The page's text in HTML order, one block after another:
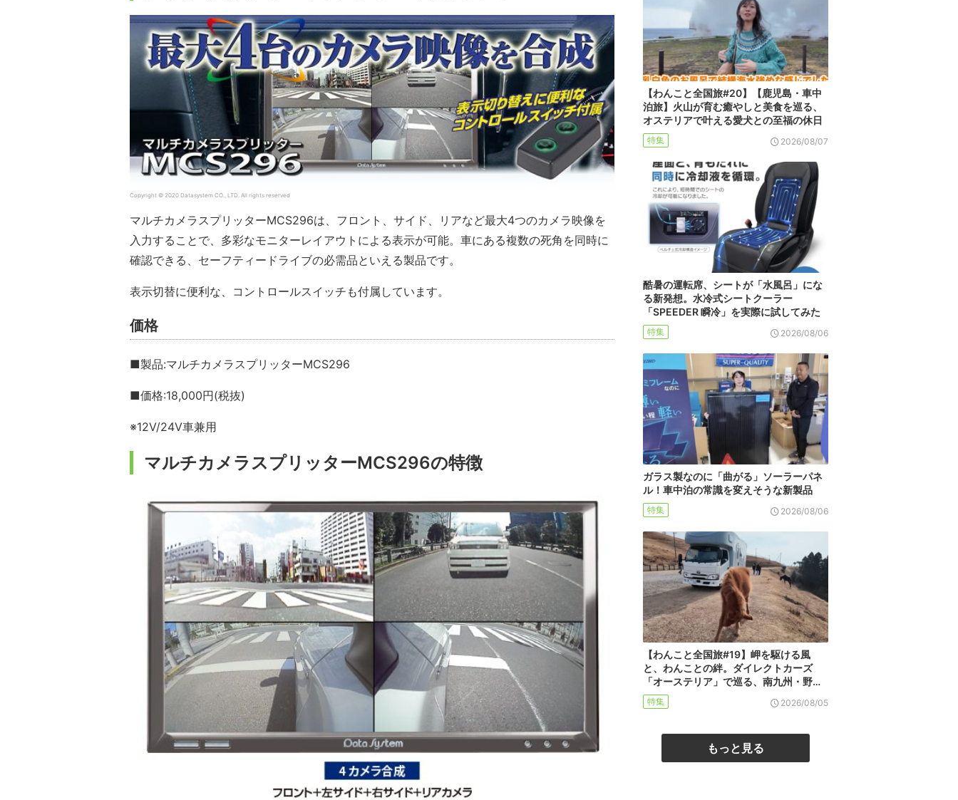
Copyright © 2020 Datasystem CO., LTD. All rights reserved
マルチカメラスプリッターMCS296は、フロント、サイド、リアなど最大4つのカメラ映像を
入力することで、多彩なモニターレイアウトによる表示が可能。車にある複数の死角を同時に
確認できる、セーフティードライブの必需品といえる製品です。
表示切替に便利な、コントロールスイッチも付属しています。
価格
■製品:マルチカメラスプリッターMCS296
■価格:18,000円(税抜)
※12V/24V車兼用
マルチカメラスプリッターMCS296の特徴
【わんこと全国旅#20】【鹿児島・車中
泊旅】火山が育む癒やしと美食を巡る、
オステリアで叶える愛犬との至福の休日
特集 2026/08/07
酷暑の運転席、シートが「水風呂」にな
る新発想。水冷式シートクーラー
「SPEEDER 瞬冷」を実際に試してみた
特集 2026/08/06
ガラス製なのに「曲がる」ソーラーパネ
ル！車中泊の常識を変えそうな新製品
特集 2026/08/06
【わんこと全国旅#19】岬を駆ける風
と、わんことの絆。ダイレクトカーズ
「オーステリア」で巡る、南九州・野…
特集 2026/08/05
もっと見る